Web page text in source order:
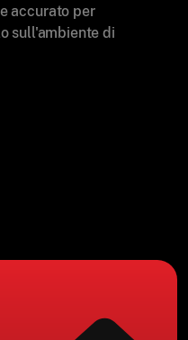
accurato per
sull'ambiente di